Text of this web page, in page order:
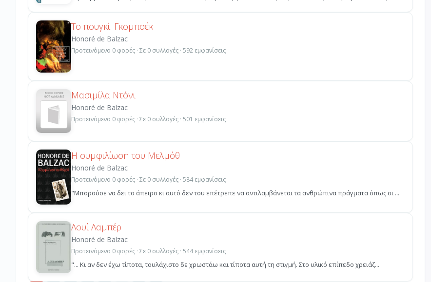
Το πουγκί. Γκομπσέκ
Honoré de Balzac
Προτεινόμενο 0 φορές · Σε 0 συλλογές · 592 εμφανίσεις
Μασιμίλα Ντόνι
Honoré de Balzac
Προτεινόμενο 0 φορές · Σε 0 συλλογές · 501 εμφανίσεις
Η συμφιλίωση του Μελμόθ
Honoré de Balzac
Προτεινόμενο 0 φορές · Σε 0 συλλογές · 584 εμφανίσεις
"Μπορούσε να δει το άπειρο κι αυτό δεν του επέτρεπε να αντιλαμβάνεται τα ανθρώπινα πράγματα όπως οι ...
Λουί Λαμπέρ
Honoré de Balzac
Προτεινόμενο 0 φορές · Σε 0 συλλογές · 544 εμφανίσεις
"... Κι αν δεν έχω τίποτα, τουλάχιστο δε χρωστάω και τίποτα αυτή τη στιγμή. Στο υλικό επίπεδο χρειάζ...